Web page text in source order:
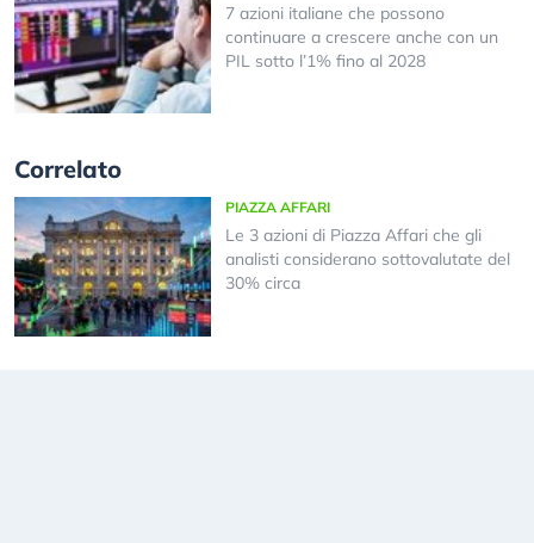
7 azioni italiane che possono
continuare a crescere anche con un
PIL sotto l’1% fino al 2028
Correlato
PIAZZA AFFARI
Le 3 azioni di Piazza Affari che gli
analisti considerano sottovalutate del
30% circa